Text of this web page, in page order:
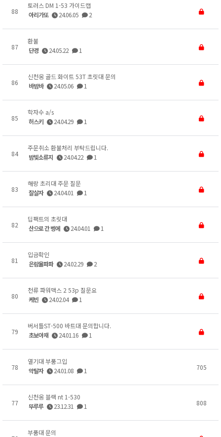
88
토러스 DM 1-53 가이드캡
아리가또
24.06.05 2
87
환불
단경
24.05.22 1
86
신천옹 골드 화이트 53T 초릿대 문의
바밤바
24.05.06 1
85
학자수 a/s
허스키
24.04.29 1
84
주문취소 환불처리 부탁드립니다.
밤빛소류지
24.04.22 1
83
해랑 초리대 주문 질문
잘살자
24.04.01 1
82
딥팩트의 초릿대
산으로 간 벵에
24.04.01 1
81
입금확인
은람율파파
24.02.29 2
80
천류 파워맥스 2 53p 질문요
케빈
24.02.04 1
79
버서틀ST-500 바트대 문의합니다.
초보아재
24.01.16 1
78
열기대 부품그입
약탈자
24.01.08 1 705
77
신천옹 블랙 nt 1-530
뚜루루
23.12.31 1 808
부품대 문의